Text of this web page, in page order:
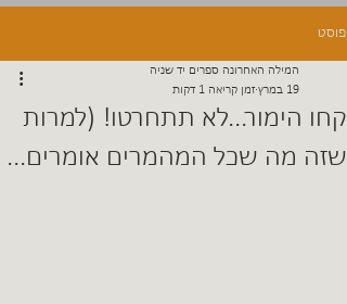
פוסט
קחו הימור...לא תתחרטו! (למרות
שזה מה שכל המהמרים אומרים...
המילה האחרונה ספרים יד שניה
19 במרץ
זמן קריאה 1 דקות